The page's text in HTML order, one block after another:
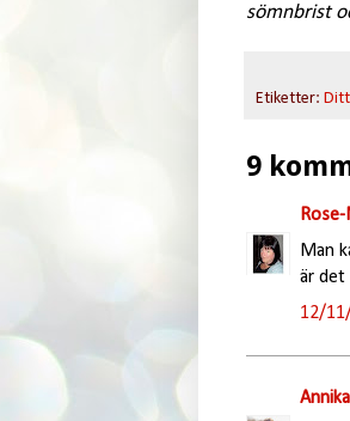
sömnbrist
Etiketter:
9
Man
är det
12/